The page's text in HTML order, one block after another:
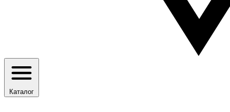
Каталог